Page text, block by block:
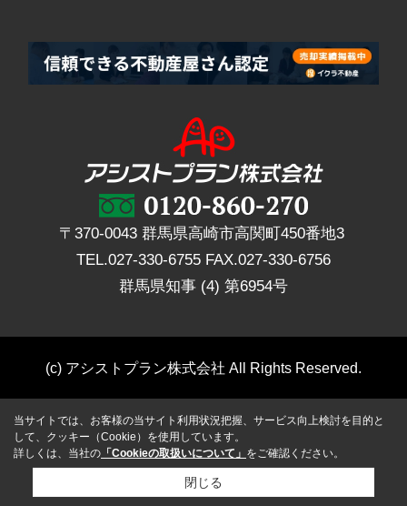
〒370-0043 群馬県高崎市高関町450番地3
TEL.027-330-6755 FAX.027-330-6756
群馬県知事 (4) 第6954号
(c) アシストプラン株式会社 All Rights Reserved.
当サイトでは、お客様の当サイト利用状況把握、サービス向上検討を目的と
して、クッキー（Cookie）を使用しています。
詳しくは、当社の 「Cookieの取扱いについて」 をご確認ください。
閉じる